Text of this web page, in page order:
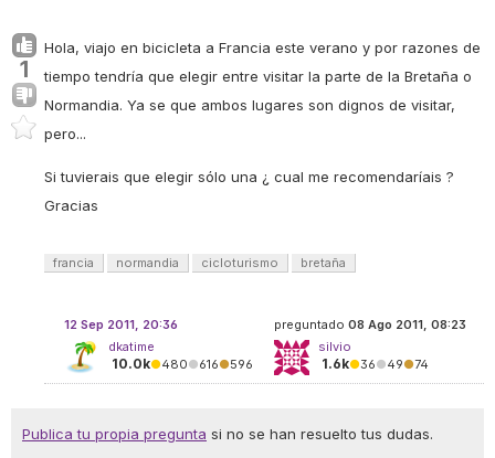
1
Hola, viajo en bicicleta a Francia este verano y por razones de
tiempo tendría que elegir entre visitar la parte de la Bretaña o
Normandia. Ya se que ambos lugares son dignos de visitar,
pero...
Si tuvierais que elegir sólo una ¿ cual me recomendaríais ?
Gracias
francia normandia cicloturismo bretaña
preguntado 08 Ago 2011, 08:23
silvio
1.6k●36●49●74
12 Sep 2011, 20:36
dkatime
10.0k●480●616●596
Publica tu propia pregunta si no se han resuelto tus dudas.